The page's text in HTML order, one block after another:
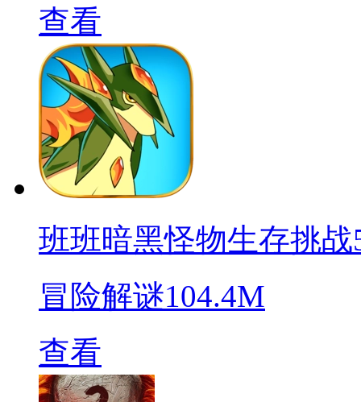
查看
班班暗黑怪物生存挑战
冒险解谜104.4M
查看